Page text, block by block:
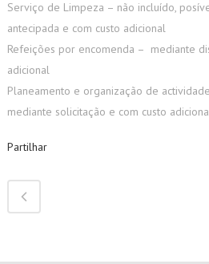
Serviço de Limpeza – não incluído,
antecipada e com custo adicional
Refeições por encomenda – mediante
adicional
Planeamento e organização de
mediante solicitação e com custo
Partilhar